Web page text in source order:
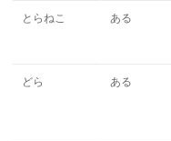
とらねこ ある
どら ある